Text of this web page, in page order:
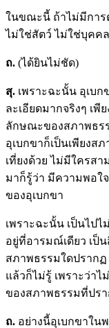
ในขณะนี้ ถ้าไม่มีการ
ไม่ใช่สัตว์ ไม่ใช่บุคค
ถ. (ได้ยินไม่ชัด)
สุ. เพราะฉะนั้น อุเบ
ละเอียดมากจริงๆ เพี
ลักษณะของสภาพธร
อุเบกขาก็เป็นเพียงส
เที่ยงด้วย ไม่มีใครส
มาก็รู้ว่า มีความพอใ
ของอุเบกขา
เพราะฉะนั้น เป็นไป
อยู่ที่อารมณ์เดียว เป็น
สภาพธรรมใดปราก
แล้วก็ไม่รู้ เพราะว่า
ของสภาพธรรมที่ปร
ถ. อย่างนี้อุเบกขาใน